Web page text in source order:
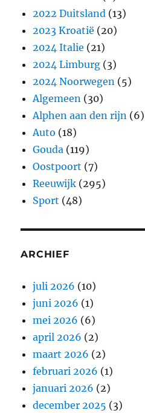
2022 Duitsland (13)
2023 Kroatië (20)
2024 Italie (21)
2024 Limburg (3)
2024 Noorwegen (5)
Algemeen (30)
Alphen aan den rijn (6)
Auto (18)
Gouda (119)
Oostpoort (7)
Reeuwijk (295)
Sport (48)
ARCHIEF
juli 2026 (10)
juni 2026 (1)
mei 2026 (6)
april 2026 (2)
maart 2026 (2)
februari 2026 (1)
januari 2026 (2)
december 2025 (3)